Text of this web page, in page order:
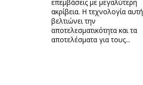
επεμβάσεις με μεγαλύτερη
ακρίβεια. Η τεχνολογία αυτή
βελτιώνει την
αποτελεσματικότητα και τα
αποτελέσματα για τους...